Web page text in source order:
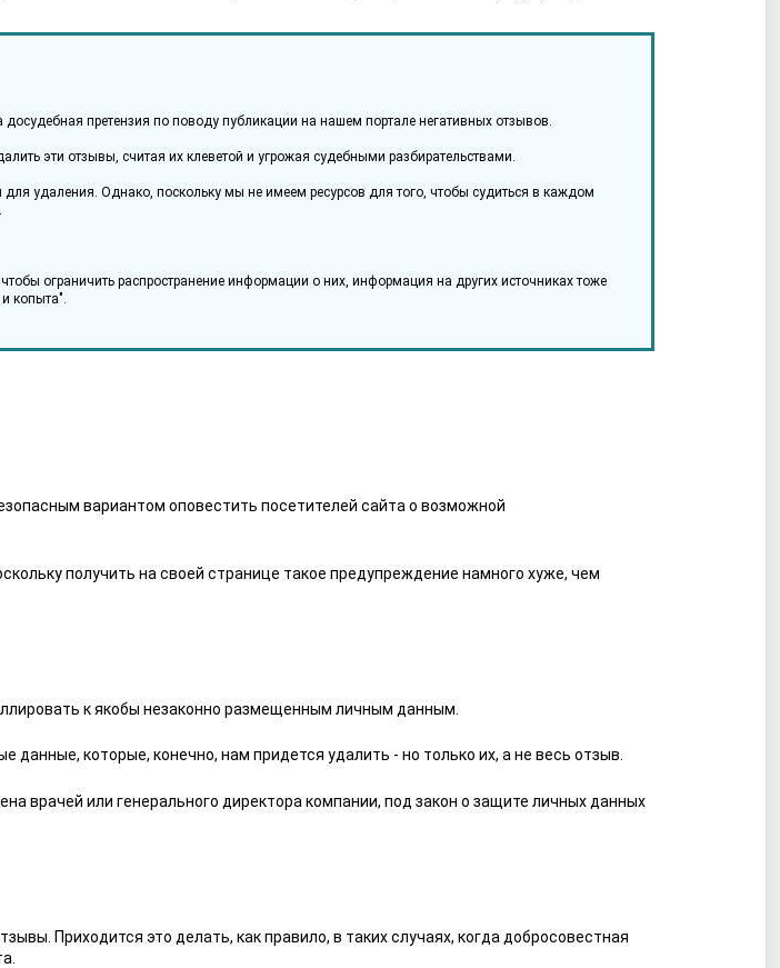
претензия по поводу публикации на нашем портале негативных отзывов.
эти отзывы, считая их клеветой и угрожая судебными разбирательствами.
удаления. Однако, поскольку мы не имеем ресурсов для того, чтобы судиться в каждом
ограничить распространение информации о них, информация на других источниках тоже
копыта".
вариантом оповестить посетителей сайта о возможной
получить на своей странице такое предупреждение намного хуже, чем
к якобы незаконно размещенным личным данным.
которые, конечно, нам придется удалить - но только их, а не весь отзыв.
врачей или генерального директора компании, под закон о защите личных данных
Приходится это делать, как правило, в таких случаях, когда добросовестная